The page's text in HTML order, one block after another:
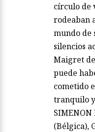
círculo de
rodeaban
mundo de
silencios
Maigret
puede
cometido
tranquilo y
(Bélgica),